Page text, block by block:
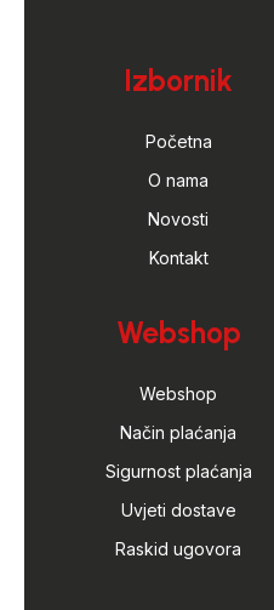
Izbornik
Početna
O nama
Novosti
Kontakt
Webshop
Webshop
Način plaćanja
Sigurnost plaćanja
Uvjeti dostave
Raskid ugovora